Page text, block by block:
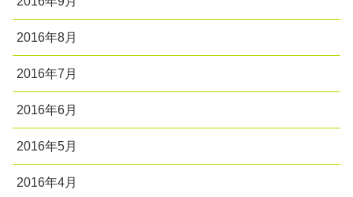
2016年8月
2016年7月
2016年6月
2016年5月
2016年4月